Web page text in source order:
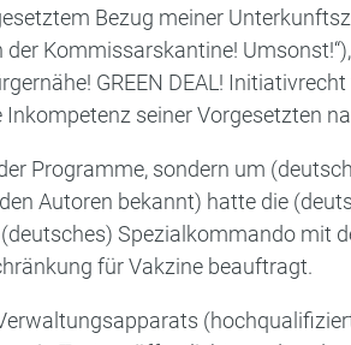
Bezug meiner
der Kommissarskantine!
GREEN DEAL!
seiner Vorgesetzten
Programme, sondern um
Autoren bekannt) hatte die
Spezialkommando mit
für Vakzine beauftragt.